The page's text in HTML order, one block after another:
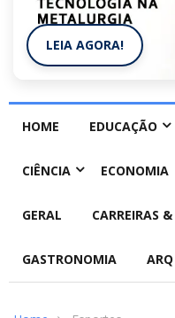
LEIA AGORA!
HOME EDUCAÇÃO
CIÊNCIA ECONOMIA
GERAL CARREIRAS
GASTRONOMIA